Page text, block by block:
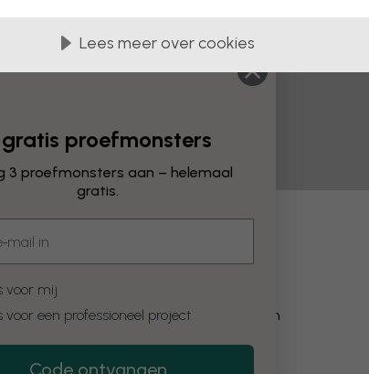
Kleur aanpassen
proefmonsters
3 proefmonsters aan – helemaal
gratis.
type
voor mij
voor een professioneel project
Code ontvangen
Lees meer over cookies